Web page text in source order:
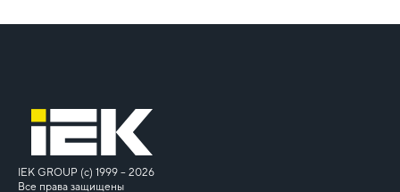
IEK GROUP (c) 1999 – 2026
Все права защищены